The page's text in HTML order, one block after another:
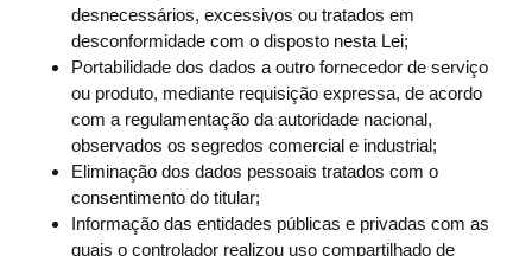
desnecessários, excessivos ou tratados em
desconformidade com o disposto nesta Lei;
Portabilidade dos dados a outro fornecedor de serviço
ou produto, mediante requisição expressa, de acordo
com a regulamentação da autoridade nacional,
observados os segredos comercial e industrial;
Eliminação dos dados pessoais tratados com o
consentimento do titular;
Informação das entidades públicas e privadas com as
quais o controlador realizou uso compartilhado de